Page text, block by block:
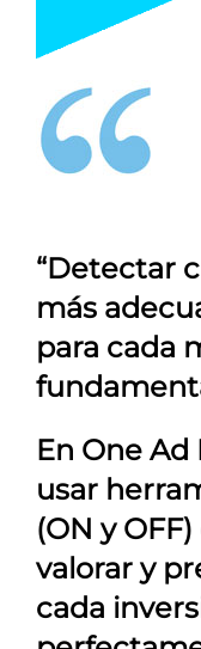
“Detectar
más
para cada
En One Ad
usar
(ON y
valorar y
cada